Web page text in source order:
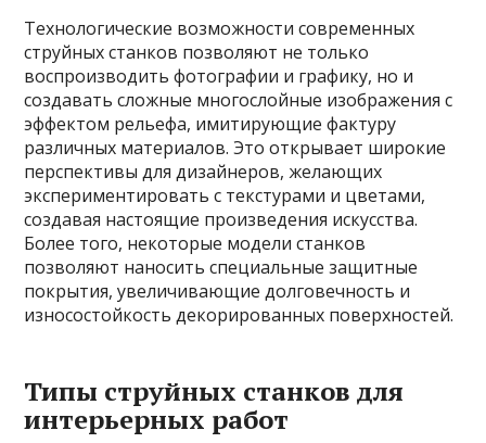
Технологические возможности современных
струйных станков позволяют не только
воспроизводить фотографии и графику, но и
создавать сложные многослойные изображения с
эффектом рельефа, имитирующие фактуру
различных материалов. Это открывает широкие
перспективы для дизайнеров, желающих
экспериментировать с текстурами и цветами,
создавая настоящие произведения искусства.
Более того, некоторые модели станков
позволяют наносить специальные защитные
покрытия, увеличивающие долговечность и
износостойкость декорированных поверхностей.
Типы струйных станков для
интерьерных работ